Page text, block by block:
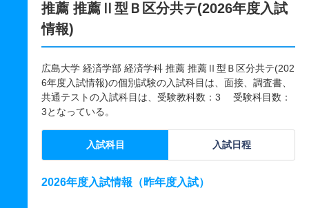
推薦 推薦Ⅱ型Ｂ区分共テ(2026年度入試
情報)
広島大学 経済学部 経済学科 推薦 推薦Ⅱ型Ｂ区分共テ(202
6年度入試情報)の個別試験の入試科目は、面接、調査書、
共通テストの入試科目は、受験教科数：3 受験科目数：
3となっている。
入試科目 入試日程
2026年度入試情報（昨年度入試）